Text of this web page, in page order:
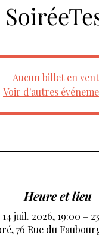
Aucun billet en
Voir d'autres
Heure et lieu
14 juil. 2026, 19:00 –
76 Rue du